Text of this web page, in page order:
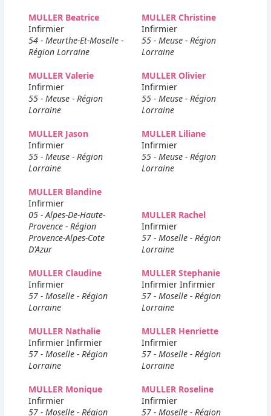
MULLER Beatrice
Infirmier
54 - Meurthe-Et-Moselle -
Région Lorraine
MULLER Christine
Infirmier
55 - Meuse - Région
Lorraine
MULLER Valerie
Infirmier
55 - Meuse - Région
Lorraine
MULLER Olivier
Infirmier
55 - Meuse - Région
Lorraine
MULLER Jason
Infirmier
55 - Meuse - Région
Lorraine
MULLER Liliane
Infirmier
55 - Meuse - Région
Lorraine
MULLER Blandine
Infirmier
05 - Alpes-De-Haute-
Provence - Région
Provence-Alpes-Cote
D'Azur
MULLER Rachel
Infirmier
57 - Moselle - Région
Lorraine
MULLER Claudine
Infirmier
57 - Moselle - Région
Lorraine
MULLER Stephanie
Infirmier Infirmier
57 - Moselle - Région
Lorraine
MULLER Nathalie
Infirmier Infirmier
57 - Moselle - Région
Lorraine
MULLER Henriette
Infirmier
57 - Moselle - Région
Lorraine
MULLER Monique
Infirmier
57 - Moselle - Région
MULLER Roseline
Infirmier
57 - Moselle - Région